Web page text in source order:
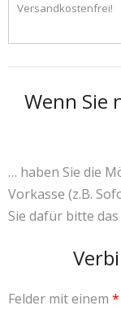
Versandkostenfrei!
Wenn Sie
… haben Sie die
Vorkasse (z.B.
Sie dafür bitte
Felder mit einem *